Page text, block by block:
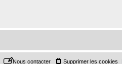
Supprimer les cookies
Nous contacter